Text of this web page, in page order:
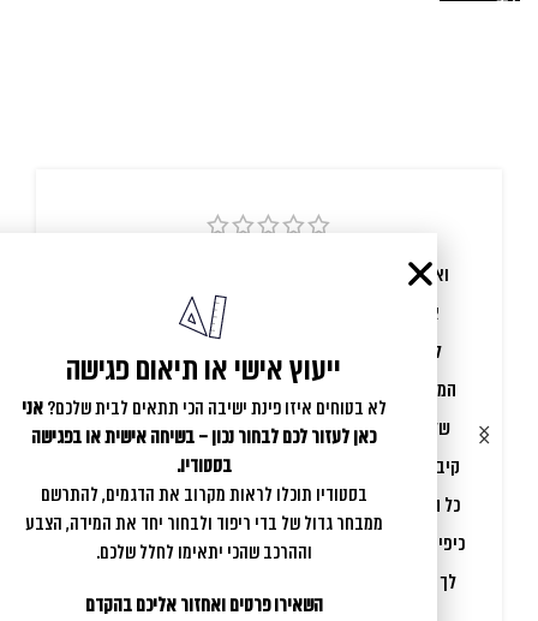
ואו בת אל המדהימה אתחיל בכך שזה היה תענוג לעבוד
איתך על הפינה, התחיל בהבנת הצרכים שלנו והמשיך
לחיבורים המטורפים והיפיפים שאת עושה החל מצורת
המזרון, צורת הפינה והבדים כדי שיתאים בול לבית ולטעם
שלנו! היית שירותית נעימה ופנויה אלינו בכל שאלה! ואז
קיבלנו את הפינה （כבר מלפני יותר משבוע）וואו! קודם
כל הפינה יפיפיה בצורה בלתי רגילה! נוחה, מודולרית ופשוט
כיפית! אפילו צוצה הכלבה לא מוכנה לרדת ממנה! ממש תודה
לך על חוויה נעימה ופינה עוד יותר שווה שתלווה אותנו עוד
ייעוץ אישי או תיאום פגישה
לא בטוחים איזו פינת ישיבה הכי תתאים לבית שלכם?אני
כאן לעזור לכם לבחור נכון – בשיחה אישית או בפגישה
בסטודיו.
בסטודיו תוכלו לראות מקרוב את הדגמים, להתרשם
ממבחר גדול של בדי ריפוד ולבחור יחד את המידה, הצבע
וההרכב שהכי יתאימו לחלל שלכם.
השאירו פרטים ואחזור אליכם בהקדם